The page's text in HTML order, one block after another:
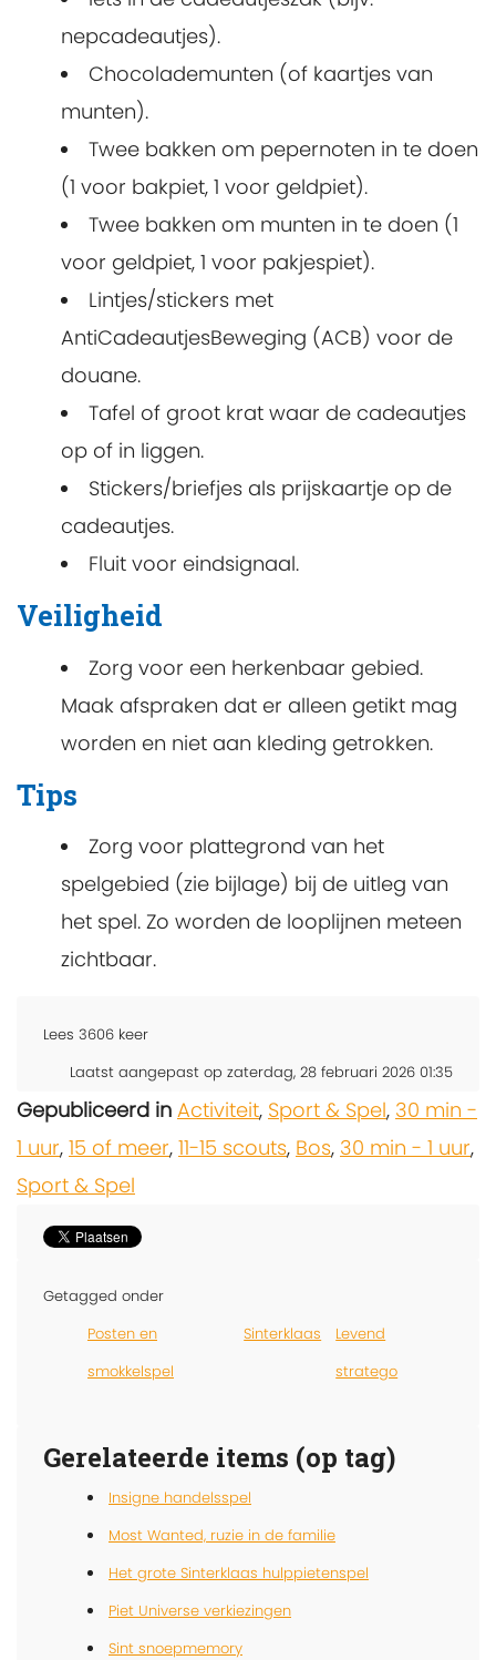
nepcadeautjes).
Chocolademunten (of kaartjes van
munten).
Twee bakken om pepernoten in te doen
(1 voor bakpiet, 1 voor geldpiet).
Twee bakken om munten in te doen (1
voor geldpiet, 1 voor pakjespiet).
Lintjes/stickers met
AntiCadeautjesBeweging (ACB) voor de
douane.
Tafel of groot krat waar de cadeautjes
op of in liggen.
Stickers/briefjes als prijskaartje op de
cadeautjes.
Fluit voor eindsignaal.
Veiligheid
Zorg voor een herkenbaar gebied.
Maak afspraken dat er alleen getikt mag
worden en niet aan kleding getrokken.
Tips
Zorg voor plattegrond van het
spelgebied (zie bijlage) bij de uitleg van
het spel. Zo worden de looplijnen meteen
zichtbaar.
Lees 3606 keer
Laatst aangepast op zaterdag, 28 februari 2026 01:35
Gepubliceerd in Activiteit, Sport & Spel, 30 min -
1 uur, 15 of meer, 11-15 scouts, Bos, 30 min - 1 uur,
Sport & Spel
Getagged onder
Posten en
smokkelspel
Sinterklaas
Levend
stratego
Gerelateerde items (op tag)
Insigne handelsspel
Most Wanted, ruzie in de familie
Het grote Sinterklaas hulppietenspel
Piet Universe verkiezingen
Sint snoepmemory